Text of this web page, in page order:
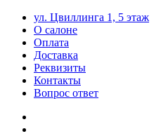
ул. Цвиллинга 1, 5 этаж
О салоне
Оплата
Доставка
Реквизиты
Контакты
Вопрос ответ